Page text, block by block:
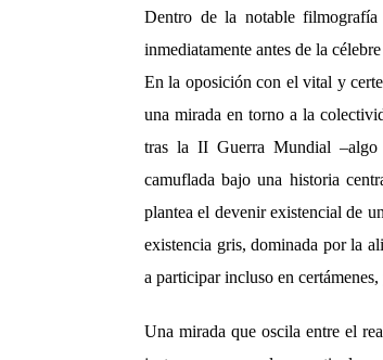
Dentro de la notable
inmediatamente antes de la célebre
En la oposición con el vital y
una mirada en torno a la
tras la II Guerra Mundial –algo
camuflada bajo una historia
plantea el devenir existencial de
existencia gris, dominada por la
a participar incluso en
Una mirada que oscila entre el